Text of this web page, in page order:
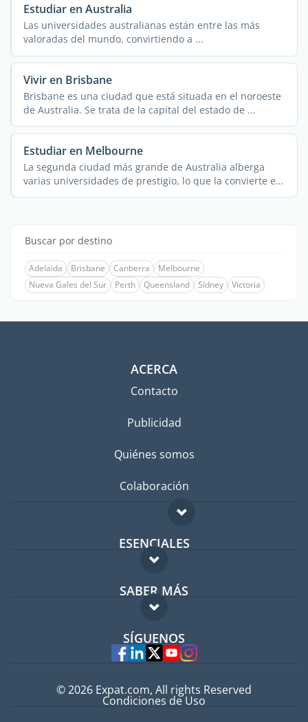
Estudiar en Australia
Las universidades australianas están entre las más
valoradas del mundo, convirtiendo a ...
Vivir en Brisbane
Brisbane es una ciudad que está situada en el noroeste
de Australia. Se trata de la capital del estado de ...
Estudiar en Melbourne
La segunda ciudad más grande de Australia alberga
varias universidades de prestigio, lo que la convierte en
...
Buscar por destino
Adelaida Brisbane Canberra
Melbourne
Nueva Gales del Sur
Perth Queensland Sídney Victoria
ACERCA
Contacto
Publicidad
Quiénes somos
Colaboración
ESENCIALES
Foro para expatriados
Guía para expatriados
Trabajos en el extranjero
SABER MÁS
FAQ
Expertos
SÍGUENOS
© 2026 Expat.com, All rights Reserved
Condiciones de Uso